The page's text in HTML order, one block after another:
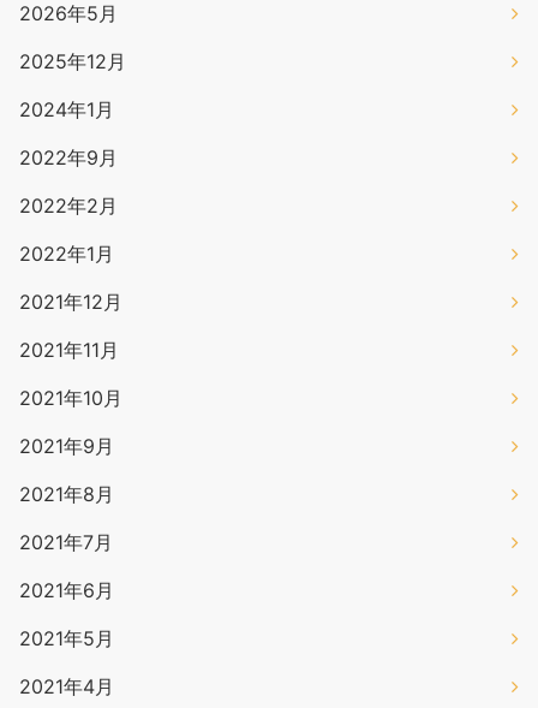
2026年5月
2025年12月
2024年1月
2022年9月
2022年2月
2022年1月
2021年12月
2021年11月
2021年10月
2021年9月
2021年8月
2021年7月
2021年6月
2021年5月
2021年4月